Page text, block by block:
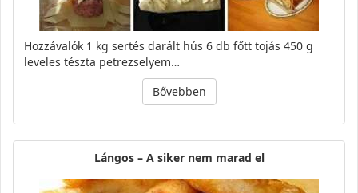
Hozzávalók 1 kg sertés darált hús 6 db főtt tojás 450 g
leveles tészta petrezselyem…
Bővebben
Lángos – A siker nem marad el